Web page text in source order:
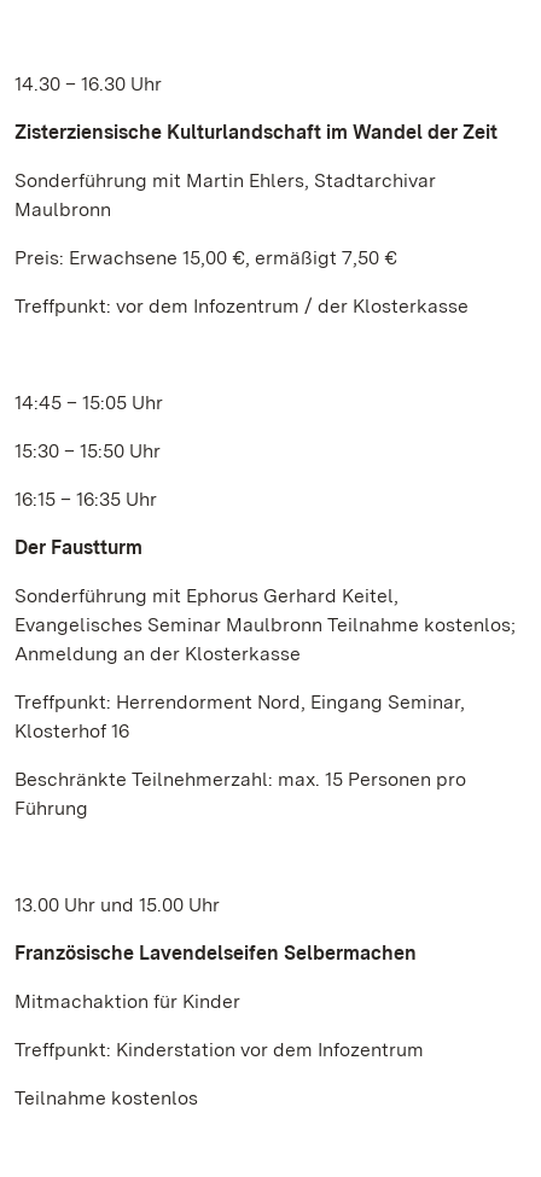
14.30 – 16.30 Uhr
Zisterziensische Kulturlandschaft im Wandel der Zeit
Sonderführung mit Martin Ehlers, Stadtarchivar
Maulbronn
Preis: Erwachsene 15,00 €, ermäßigt 7,50 €
Treffpunkt: vor dem Infozentrum / der Klosterkasse
14:45 – 15:05 Uhr
15:30 – 15:50 Uhr
16:15 – 16:35 Uhr
Der Faustturm
Sonderführung mit Ephorus Gerhard Keitel,
Evangelisches Seminar Maulbronn Teilnahme kostenlos;
Anmeldung an der Klosterkasse
Treffpunkt: Herrendorment Nord, Eingang Seminar,
Klosterhof 16
Beschränkte Teilnehmerzahl: max. 15 Personen pro
Führung
13.00 Uhr und 15.00 Uhr
Französische Lavendelseifen Selbermachen
Mitmachaktion für Kinder
Treffpunkt: Kinderstation vor dem Infozentrum
Teilnahme kostenlos